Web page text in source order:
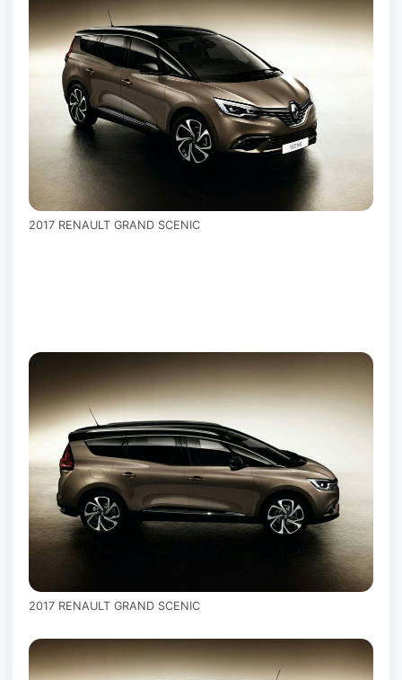
2017 RENAULT GRAND SCENIC
2017 RENAULT GRAND SCENIC